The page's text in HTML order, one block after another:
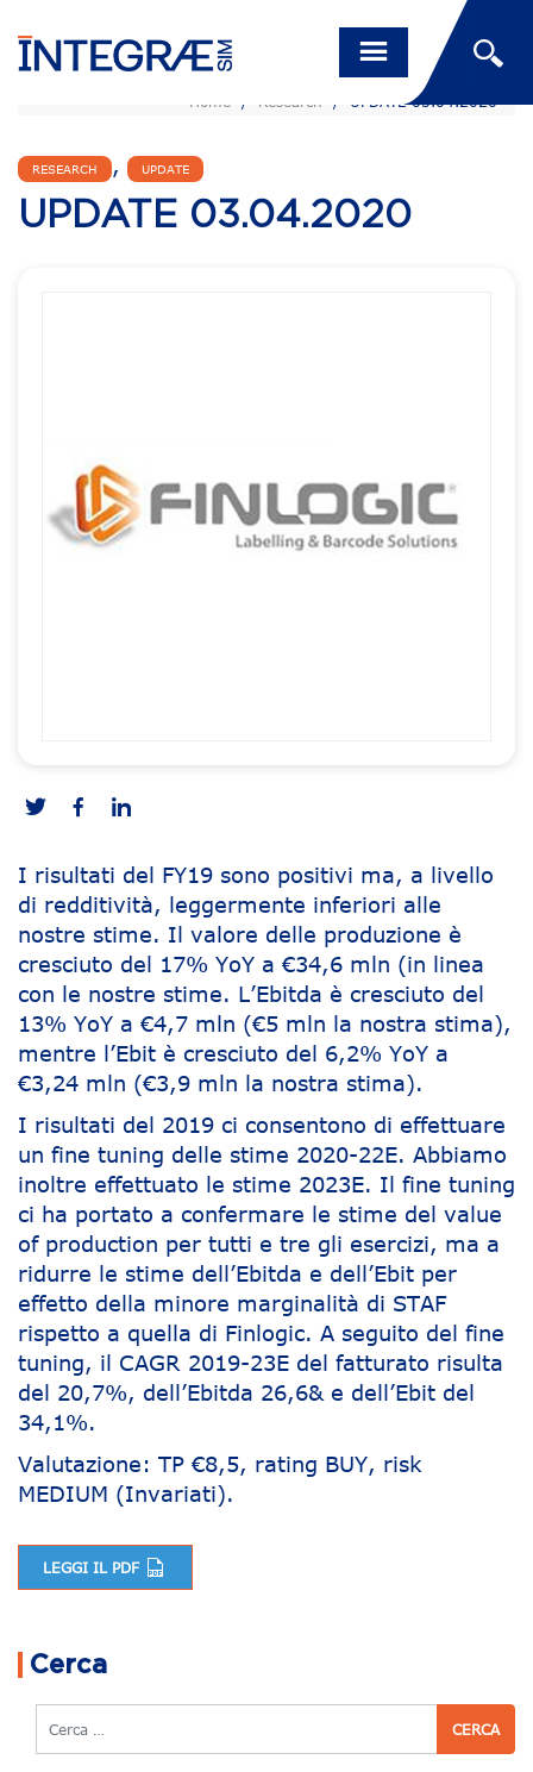
Home / Research / UPDATE 03.04.2020
RESEARCH , UPDATE
UPDATE 03.04.2020
I risultati del FY19 sono positivi ma, a livello
di redditività, leggermente inferiori alle
nostre stime. Il valore delle produzione è
cresciuto del 17% YoY a €34,6 mln (in linea
con le nostre stime. L’Ebitda è cresciuto del
13% YoY a €4,7 mln (€5 mln la nostra stima),
mentre l’Ebit è cresciuto del 6,2% YoY a
€3,24 mln (€3,9 mln la nostra stima).
I risultati del 2019 ci consentono di effettuare
un fine tuning delle stime 2020-22E. Abbiamo
inoltre effettuato le stime 2023E. Il fine tuning
ci ha portato a confermare le stime del value
of production per tutti e tre gli esercizi, ma a
ridurre le stime dell’Ebitda e dell’Ebit per
effetto della minore marginalità di STAF
rispetto a quella di Finlogic. A seguito del fine
tuning, il CAGR 2019-23E del fatturato risulta
del 20,7%, dell’Ebitda 26,6& e dell’Ebit del
34,1%.
Valutazione: TP €8,5, rating BUY, risk
MEDIUM (Invariati).
LEGGI IL PDF
Cerca
Cerca